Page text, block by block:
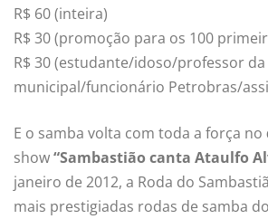
R$ 60 (inteira)
R$ 30 (promoção para os 100
R$ 30 (estudante/idoso/professor
municipal/funcionário Petrobras/
E o samba volta com toda a força no
show“Sambastião canta Ataulfo
janeiro de 2012, a Roda do
mais prestigiadas rodas de samba